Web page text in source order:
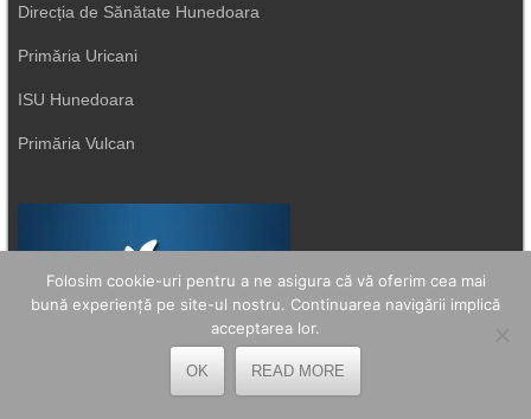
Direcția de Sănătate Hunedoara
Primăria Uricani
ISU Hunedoara
Primăria Vulcan
Folosim cookie-uri pentru a ne asigura că vă oferim cea mai
bună experiență pe site-ul nostru. Continuarea navigării implică
acceptarea lor.
OK READ MORE